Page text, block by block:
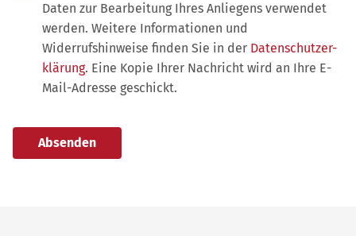
Daten zur Bearbeitung Ihres Anliegens verwendet
werden. Weitere Informationen und
Widerrufshinweise finden Sie in der Datenschutzer­
klärung. Eine Kopie Ihrer Nachricht wird an Ihre E-
Mail-Adresse geschickt.
Absenden